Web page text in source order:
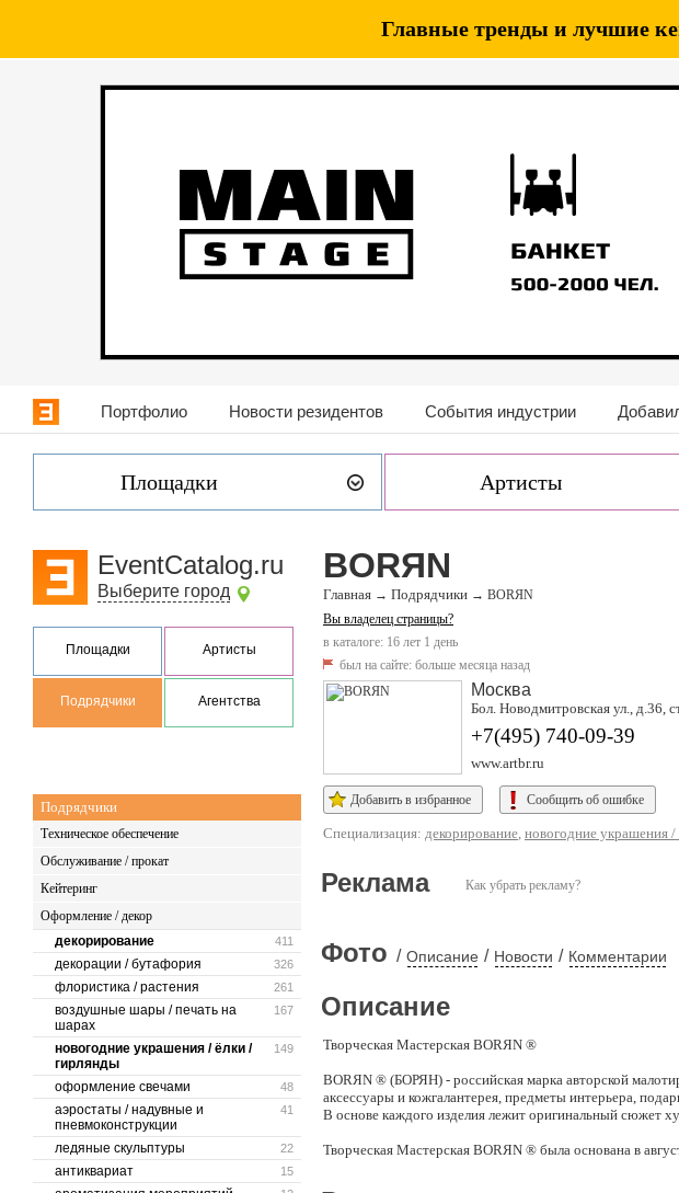
Главные тренды и лучшие
Портфолио Новости резидентов События индустрии
Площадки Артисты
EventCatalog.ru
Выберите город
Площадки Артисты
Подрядчики Агентства
Подрядчики
Техническое обеспечение
Обслуживание / прокат
Кейтеринг
Оформление / декор
411
декорирование
326
декорации / бутафория
261
флористика / растения
167
воздушные шары / печать на
шарах
149
новогодние украшения / ёлки /
гирлянды
48
оформление свечами
41
аэростаты / надувные и
пневмоконструкции
22
ледяные скульптуры
15
антиквариат
BORЯN
Главная → Подрядчики → BORЯN
Вы владелец страницы?
в каталоге: 16 лет 1 день
был на сайте: больше месяца назад
Москва
Бол. Новодмитровская ул., д.36,
+7(495) 740-09-39
www.artbr.ru
Добавить в избранное Сообщить об ошибке
Специализация: декорирование, новогодние украшения /
Как убрать рекламу?
Реклама
Фото / Описание / Новости / Комментарии
Описание
Творческая Мастерская BORЯN ®
BORЯN ® (БОРЯН) - российская марка авторской
аксессуары и кожгалантерея, предметы интерьера,
В основе каждого изделия лежит оригинальный сюжет
Творческая Мастерская BORЯN ® была основана в